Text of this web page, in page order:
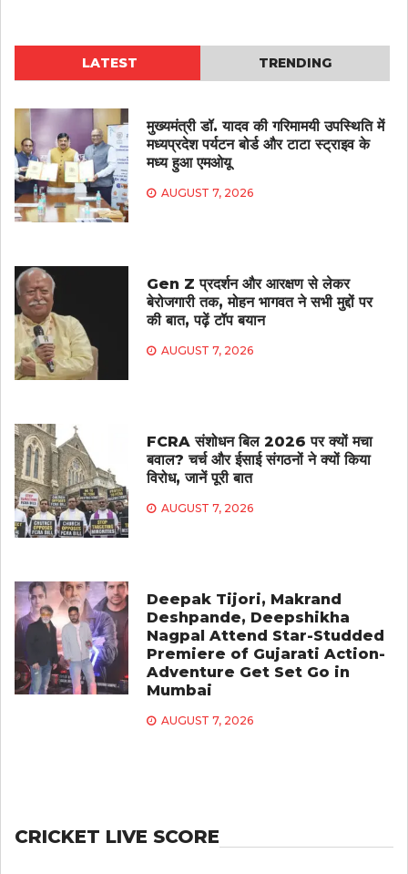
LATEST TRENDING
मुख्यमंत्री डॉ. यादव की गरिमामयी उपस्थिति में
मध्यप्रदेश पर्यटन बोर्ड और टाटा स्ट्राइव के
मध्य हुआ एमओयू
AUGUST 7, 2026
Gen Z प्रदर्शन और आरक्षण से लेकर
बेरोजगारी तक, मोहन भागवत ने सभी मुद्दों पर
की बात, पढ़ें टॉप बयान
AUGUST 7, 2026
FCRA संशोधन बिल 2026 पर क्यों मचा
बवाल? चर्च और ईसाई संगठनों ने क्यों किया
विरोध, जानें पूरी बात
AUGUST 7, 2026
Deepak Tijori, Makrand
Deshpande, Deepshikha
Nagpal Attend Star-Studded
Premiere of Gujarati Action-
Adventure Get Set Go in
Mumbai
AUGUST 7, 2026
CRICKET LIVE SCORE